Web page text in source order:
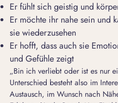
Er fühlt sich geistig und
Er möchte ihr nahe sein und
sie wiederzusehen
Er hofft, dass auch sie
und Gefühle zeigt
„Bin ich verliebt oder ist es nur
Unterschied besteht also im
Austausch, im Wunsch nach